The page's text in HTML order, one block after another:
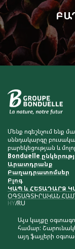
Մենք ոգեշնչում ենք
սննդակարգը
բարեկեցության և
Bonduelle
Արատդրանք
Բաղադրատոմսեր
Բլոգ
ԿԱՊ և ՀԵՏԱԴԱՐՁ
ՕԳՏԱԳՏԻՐԱԿԱՆ
HY RU
Նյութերի
Այս կայքը
համար:
այդ ֆայլերի